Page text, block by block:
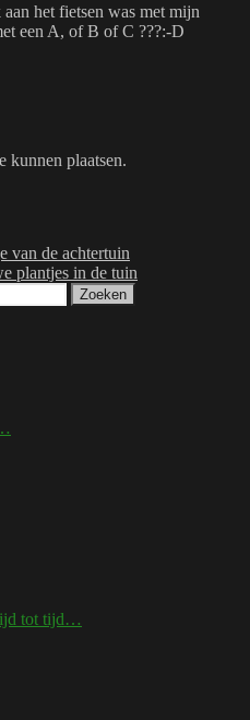
het fietsen was met mijn
een A, of B of C ???:-D
kunnen plaatsen.
van de achtertuin
plantjes in de tuin
Zoeken
tot tijd…